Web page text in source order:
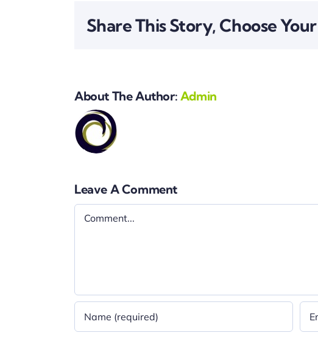
Share This Story, Choose
About The Author: Admin
Leave A Comment
Comment